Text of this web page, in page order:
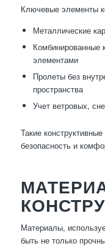
Ключевые элементы
Металлические
Комбинированные
элементами
Пролеты без
пространства
Учет ветровых,
Такие
безопасность и
Материалы,
быть не только